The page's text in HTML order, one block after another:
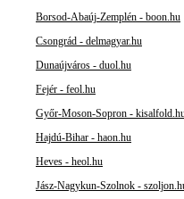
Borsod-Abaúj-Zemplén - boon.hu
Csongrád - delmagyar.hu
Dunaújváros - duol.hu
Fejér - feol.hu
Győr-Moson-Sopron -
Hajdú-Bihar - haon.hu
Heves - heol.hu
Jász-Nagykun-Szolnok -